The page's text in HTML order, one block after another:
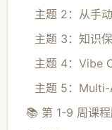
主题 2：从手
主题 3：知识
主题 4：Vibe
主题 5：
📚 第 1-9 周课